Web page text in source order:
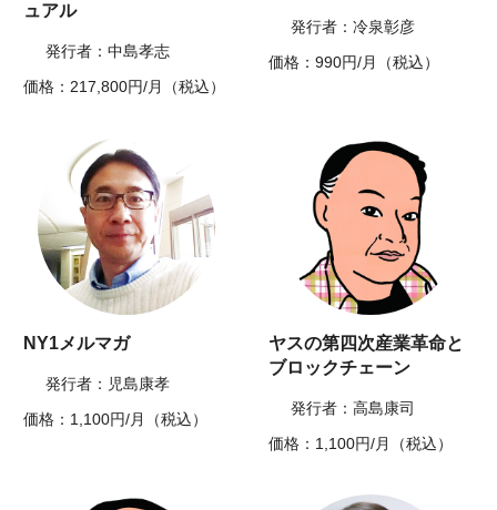
ュアル
発行者：中島孝志
価格：217,800円/月（税込）
発行者：冷泉彰彦
価格：990円/月（税込）
NY1メルマガ
発行者：児島康孝
価格：1,100円/月（税込）
ヤスの第四次産業革命と
ブロックチェーン
発行者：高島康司
価格：1,100円/月（税込）